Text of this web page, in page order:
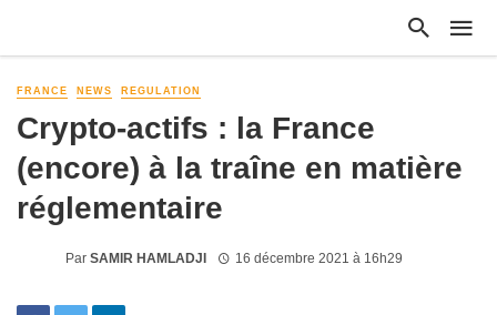
FRANCE NEWS REGULATION
Crypto-actifs : la France
(encore) à la traîne en matière
réglementaire
Par SAMIR HAMLADJI 16 décembre 2021 à 16h29